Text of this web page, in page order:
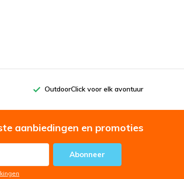
OutdoorClick voor elk avontuur
aanbiedingen en promoties
Abonneer